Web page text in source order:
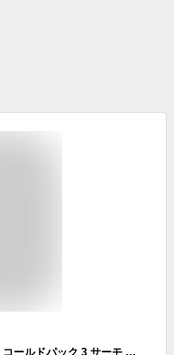
[メレル] ウィンター モック ゼロ トール × コールドパック 3 サーモ ウォータープルーフ ユニセックス